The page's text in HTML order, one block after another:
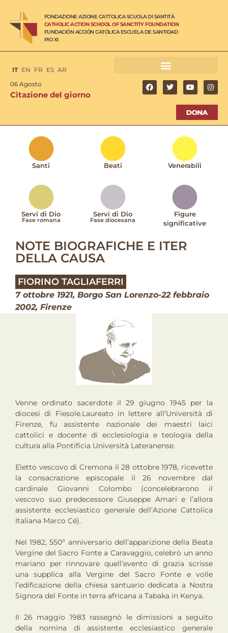
FONDAZIONE AZIONE CATTOLICA SCUOLA DI SANTITÀ
CATHOLIC ACTION SCHOOL OF SANCTITY FOUNDATION
FUNDACIÓN ACCIÓN CATÓLICA ESCUELA DE SANTIDAD
PIO XI
IT EN FR ES AR
06 Agosto
Citazione del giorno
Santi Beati Venerabili
Servi di Dio
Fase romana
Servi di Dio
Fase diocesana
Figure
significative
NOTE BIOGRAFICHE E ITER
DELLA CAUSA
FIORINO TAGLIAFERRI
7 ottobre 1921, Borgo San Lorenzo-22 febbraio
2002, Firenze
Venne ordinato sacerdote il 29 giugno 1945 per la
diocesi di Fiesole.Laureato in lettere all’Università di
Firenze, fu assistente nazionale dei maestri laici
cattolici e docente di ecclesiologia e teologia della
cultura alla Pontificia Università Lateranense.
Eletto vescovo di Cremona il 28 ottobre 1978, ricevette
la consacrazione episcopale il 26 novembre dal
cardinale Giovanni Colombo (concelebrarono il
vescovo suo predecessore Giuseppe Amari e l’allora
assistente ecclesiastico generale dell’Azione Cattolica
Italiana Marco Cé).
Nel 1982, 550º anniversario dell’apparizione della Beata
Vergine del Sacro Fonte a Caravaggio, celebrò un anno
mariano per rinnovare quell’evento di grazia scrisse
una supplica alla Vergine del Sacro Fonte e volle
l’edificazione della chiesa santuario dedicata a Nostra
Signora del Fonte in terra africana a Tabaka in Kenya.
Il 26 maggio 1983 rassegnò le dimissioni a seguito
della nomina di assistente ecclesiastico generale